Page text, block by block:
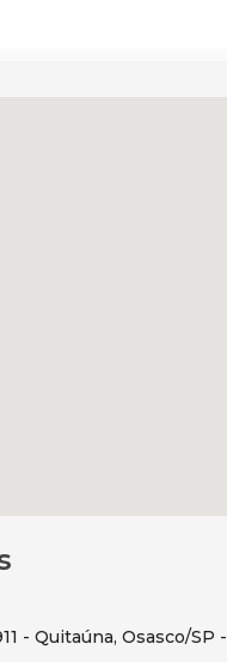
- Quitaúna, Osasco/SP -